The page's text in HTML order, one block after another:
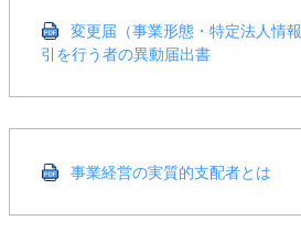
変更届（事業形態・特定法人情
引を行う者の異動届出書
事業経営の実質的支配者とは